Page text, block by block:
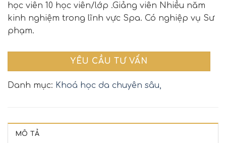
học viên 10 học viên/lớp .Giảng viên Nhiều năm
kinh nghiệm trong lĩnh vực Spa. Có nghiệp vụ Sư
phạm.
YÊU CẦU TƯ VẤN
Danh mục: Khoá học da chuyên sâu,
MÔ TẢ